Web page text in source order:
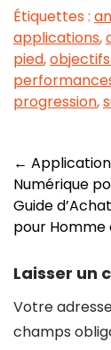
Étiquettes :
applications,
pied,
progression,
des
←
Numérique
Guide
pour Homme
Laisser un
Votre
champs